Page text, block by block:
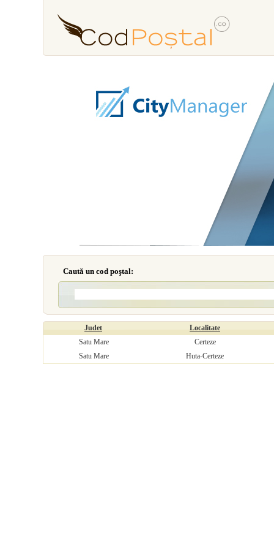
Caută un cod poştal:
Judet
Localitate
Satu Mare
Certeze
Satu Mare
Huta-Certeze